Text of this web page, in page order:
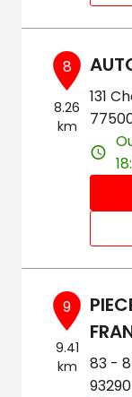
8
8.26
km
131
9
9.41
km
83 -